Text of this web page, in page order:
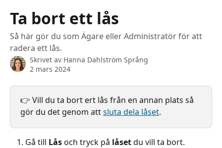
Ta bort ett lås
Så här gör du som Ägare eller Administratör för att
radera ett lås.
Skrivet av Hanna Dahlström Språng
2 mars 2024
👉 Vill du ta bort ert lås från en annan plats så
gör du det genom att sluta dela låset.
Gå till Lås och tryck på låset du vill ta bort.